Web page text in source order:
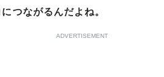
つながるんだよね。
ADVERTISEMENT